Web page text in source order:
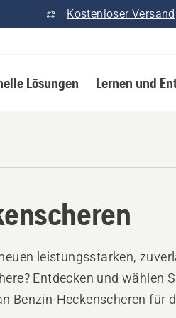
Kostenloser Versand
Lösungen Lernen und
leistungsstarken,
Entdecken und wählen
Benzin-Heckenscheren für